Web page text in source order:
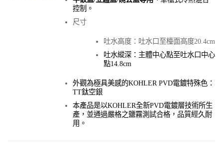
控制。
尺寸
吐水高度：吐水口至檯面高度20.4cm
吐水縱深：主體​中心點至吐水口中心
點14.8cm
外觀為極具美感的KOHLER PVD電鍍特殊色：
TT鈦空銀
本產品是以KOHLER全新PVD電鍍層技術所生
產，並通過嚴格之鹽霧測試合格，品質經久耐
用。